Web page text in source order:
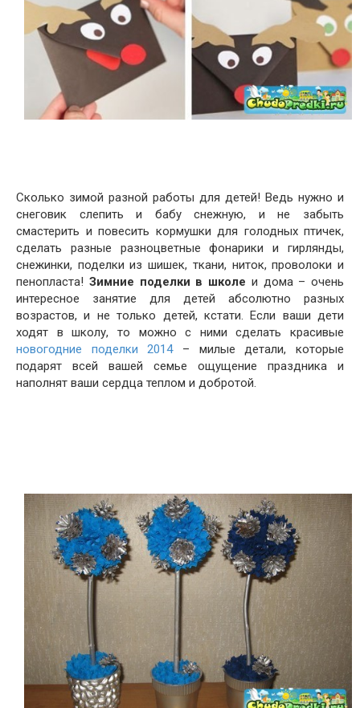
Сколько зимой разной работы для детей! Ведь нужно и
снеговик слепить и бабу снежную, и не забыть
смастерить и повесить кормушки для голодных птичек,
сделать разные разноцветные фонарики и гирлянды,
снежинки, поделки из шишек, ткани, ниток, проволоки и
пенопласта! Зимние поделки в школе и дома – очень
интересное занятие для детей абсолютно разных
возрастов, и не только детей, кстати. Если ваши дети
ходят в школу, то можно с ними сделать красивые
новогодние поделки 2014 – милые детали, которые
подарят всей вашей семье ощущение праздника и
наполнят ваши сердца теплом и добротой.